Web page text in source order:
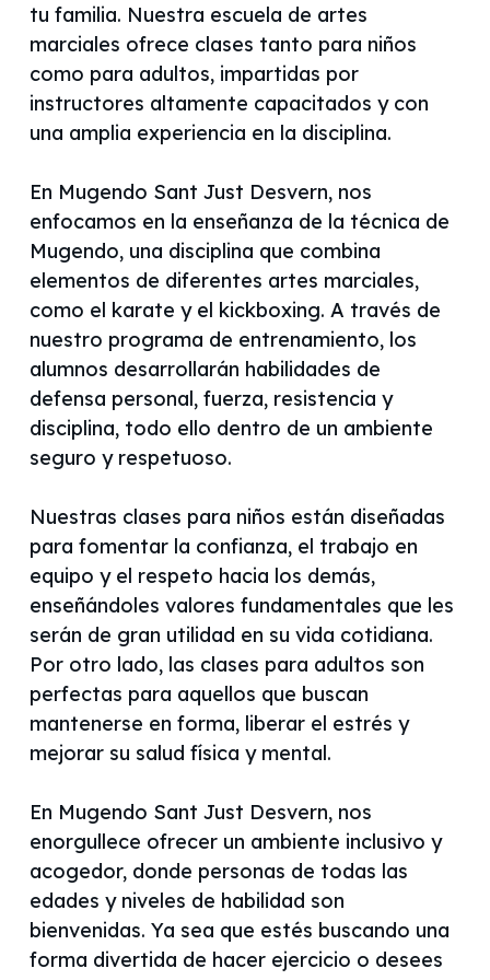
tu familia. Nuestra escuela de artes
marciales ofrece clases tanto para niños
como para adultos, impartidas por
instructores altamente capacitados y con
una amplia experiencia en la disciplina.
En Mugendo Sant Just Desvern, nos
enfocamos en la enseñanza de la técnica de
Mugendo, una disciplina que combina
elementos de diferentes artes marciales,
como el karate y el kickboxing. A través de
nuestro programa de entrenamiento, los
alumnos desarrollarán habilidades de
defensa personal, fuerza, resistencia y
disciplina, todo ello dentro de un ambiente
seguro y respetuoso.
Nuestras clases para niños están diseñadas
para fomentar la confianza, el trabajo en
equipo y el respeto hacia los demás,
enseñándoles valores fundamentales que les
serán de gran utilidad en su vida cotidiana.
Por otro lado, las clases para adultos son
perfectas para aquellos que buscan
mantenerse en forma, liberar el estrés y
mejorar su salud física y mental.
En Mugendo Sant Just Desvern, nos
enorgullece ofrecer un ambiente inclusivo y
acogedor, donde personas de todas las
edades y niveles de habilidad son
bienvenidas. Ya sea que estés buscando una
forma divertida de hacer ejercicio o desees